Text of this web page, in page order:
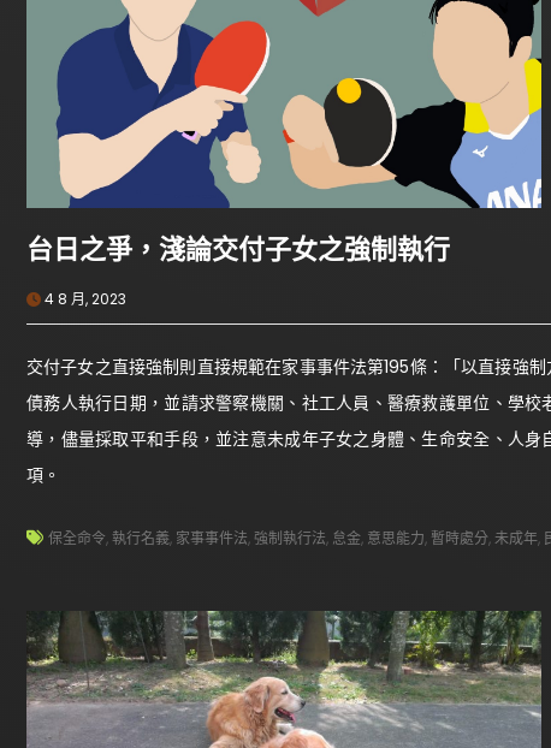
台日之爭，淺論交付子女之強制執行
4 8 月, 2023
交付子女之直接強制則直接規範在家事事件法第195條：「以直接強
債務人執行日期，並請求警察機關、社工人員、醫療救護單位、學
導，儘量採取平和手段，並注意未成年子女之身體、生命安全、人
項。
保全命令,執行名義, 家事事件法,強制執行法, 怠金, 意思能力, 暫時處分,未成年,